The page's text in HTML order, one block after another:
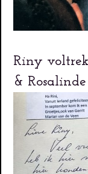
Riny
& Rosalinde